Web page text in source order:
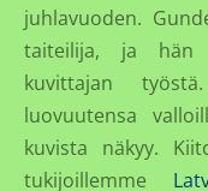
juhlavuoden.
taiteilija, ja hän
kuvittajan
luovuutensa
kuvista näkyy.
tukijoillemme